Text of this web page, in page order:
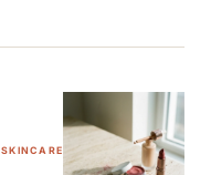
SKINCARE